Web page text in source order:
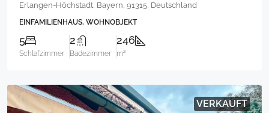
Erlangen-Höchstadt, Bayern, 91315, Deutschland
EINFAMILIENHAUS, WOHNOBJEKT
5
Schlafzimmer
2
Badezimmer
246
m²
VERKAUFT